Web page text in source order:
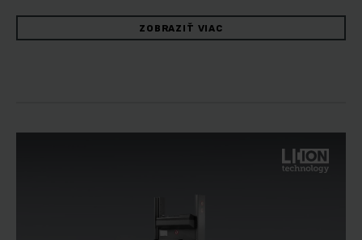
vozíkoch na najvyššiu jazdnú bezpečnosť a vyššiu efektivitu.
prispôsobení vo forme voliteľnej výbavy! Naše vertikálne
vychystávacie vozíky sa vyznačujú najvyšším výkonom pri
prekládke tovaru v sklade s výškovými regálmi.
ZOBRAZIŤ VIAC